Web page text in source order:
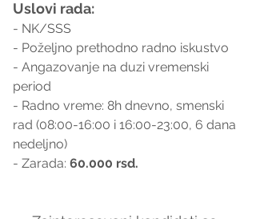
Uslovi rada:
- NK/SSS
- Poželjno prethodno radno iskustvo
- Angazovanje na duzi vremenski
period
- Radno vreme: 8h dnevno, smenski
rad (08:00-16:00 i 16:00-23:00, 6 dana
nedeljno)
- Zarada: 60.000 rsd.